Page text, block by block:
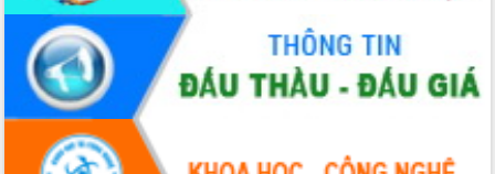
sầu riêng tại Đắk Lắk
Trình diễn nghệ thuật chế biến các
món ăn từ sầu riêng
Đắk Lắk công bố Quy hoạch và xúc
tiến đầu tư tỉnh
Ngành cá ngừ Đắk Lắk chủ động thích
ứng để giữ vững thị trường xuất khẩu